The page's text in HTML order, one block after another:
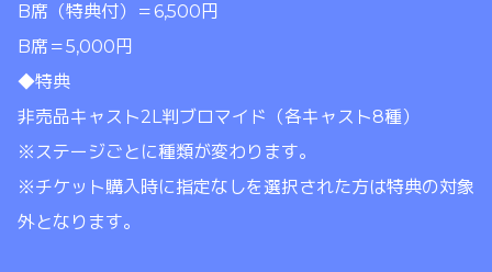
B席（特典付）＝6,500円
B席＝5,000円
◆特典
非売品キャスト2L判ブロマイド（各キャスト8種）
※ステージごとに種類が変わります。
※チケット購入時に指定なしを選択された方は特典の対象
外となります。